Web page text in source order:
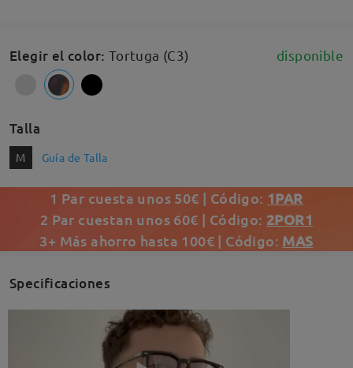
Elegir el color: Tortuga (C3) disponible
Talla
M Guía de Talla
1 Par cuesta unos 50€ | Código: 1PAR
2 Par cuestan unos 60€ | Código: 2POR1
3+ Más ahorro hasta 100€ | Código: MAS
Specificaciones